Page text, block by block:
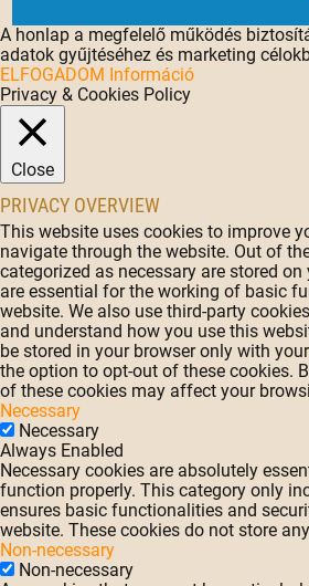
A honlap a megfelelő működés
adatok gyűjtéséhez és marketing
ELFOGADOM Információ
Privacy & Cookies Policy
Close
PRIVACY OVERVIEW
This website uses cookies to improve
navigate through the website. Out of
categorized as necessary are stored
are essential for the working of basic
website. We also use third-party
and understand how you use this
be stored in your browser only with
the option to opt-out of these cookies.
of these cookies may affect your
Necessary
Necessary
Always Enabled
Necessary cookies are absolutely
function properly. This category only
ensures basic functionalities and
website. These cookies do not store
Non-necessary
Non-necessary